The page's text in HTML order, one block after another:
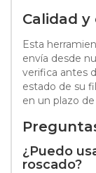
Calidad y
Esta
envía desde
verifica antes
estado de su
en un plazo
¿Puedo
roscado?